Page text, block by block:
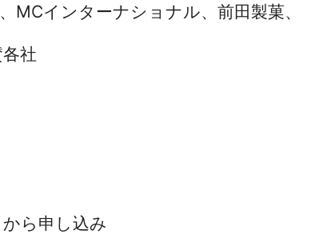
MCインターナショナル、前田製菓、
社
ら申し込み